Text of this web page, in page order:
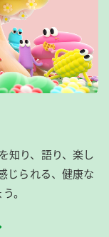
知り、語り、楽し
じられる、健康な
。